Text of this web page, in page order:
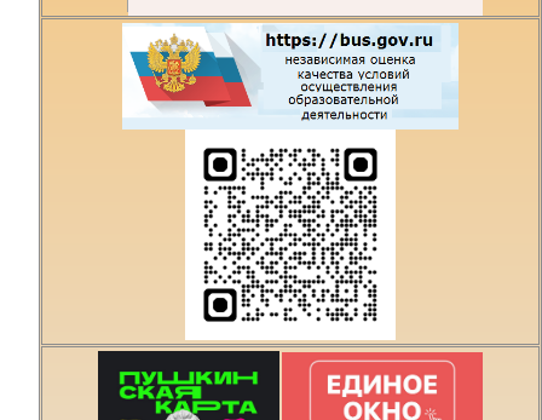
Есть предложения по
организации учебного
процесса или знаете,
как сделать техникум
лучше?